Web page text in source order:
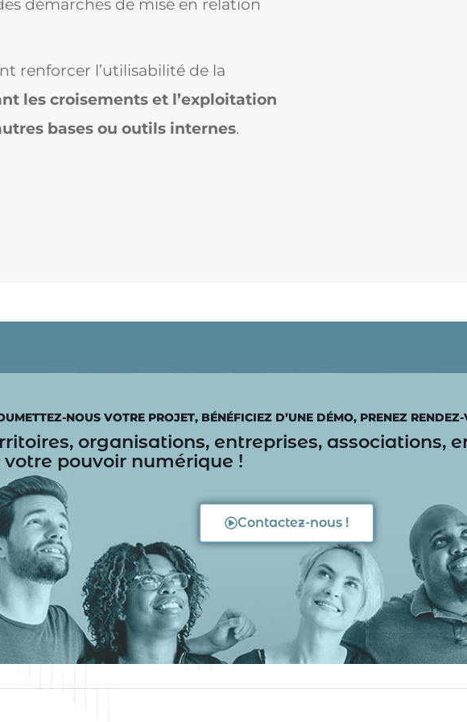
démarches de mise en relation
renforcer l’utilisabilité de la
les croisements et l’exploitation
bases ou outils internes.
NOUS VOTRE PROJET, BÉNÉFICIEZ D’UNE DÉMO, PRENEZ
organisations, entreprises, associations,
votre pouvoir numérique !
Contactez-nous !